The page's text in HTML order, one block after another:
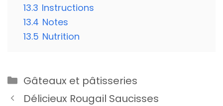
13.3 Instructions
13.4 Notes
13.5 Nutrition
Catégories
Gâteaux et pâtisseries
Délicieux Rougail Saucisses